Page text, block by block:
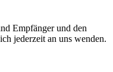
Empfänger und den
jederzeit an uns wenden.